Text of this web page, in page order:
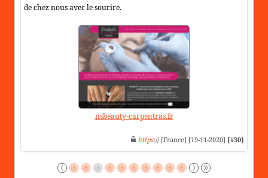
de chez nous avec le sourire.
nsbeauty-carpentras.fr
https:// [France] [19-11-2020] [#30]